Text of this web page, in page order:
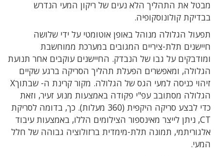
מבטל את התהליך הלא נעים של ריקון המעי הנדרש
בבדיקת קולונוסקופיה.
תפעול הגלולה מנוהל באופן אוטומטי על ידי שלושה
חיישנים תלת-ציריים המגובים במערכת ממוחשבת
ומודבקים על גבו של הנבדק. החיישנים עוקבים אחר תנועת
הגלולה, ומאפשרים הפעלת תהליך הסריקה ברגע שקיים
זיהוי כניסה למעי הגס של הגלולה. מקור קרינת ה-
Xשבתוך
הגלולה מסתובב עפ"י פקודה באמצעות מנוע זעיר, וזאת
כדי לבצע סריקה היקפית (360 מעלות). כך, בדומה לסריקת
CT, ניתן לייצר מאינספור הצילומים הללו, באמצעות עיבוד
אלגוריתמי, תמונה תלת-מימדית ברזולוציה גבוהה של חלל
המעי.